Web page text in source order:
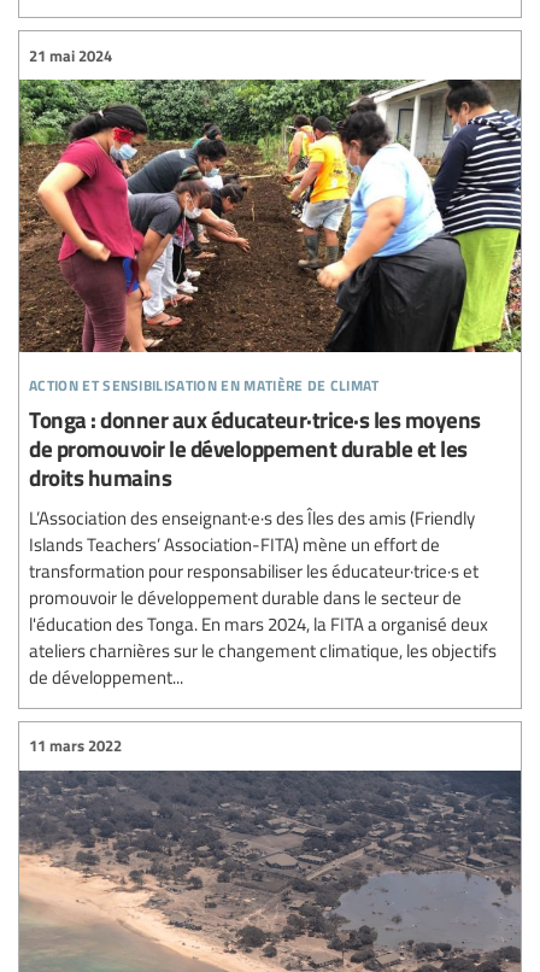
action et sensibilisation en matière de climat
21 mai 2024
Tonga : donner aux éducateur·trice·s les moyens
de promouvoir le développement durable et les
droits humains
L’Association des enseignant·e·s des Îles des amis (Friendly
Islands Teachers’ Association-FITA) mène un effort de
transformation pour responsabiliser les éducateur·trice·s et
promouvoir le développement durable dans le secteur de
l'éducation des Tonga. En mars 2024, la FITA a organisé deux
ateliers charnières sur le changement climatique, les objectifs
de développement...
11 mars 2022